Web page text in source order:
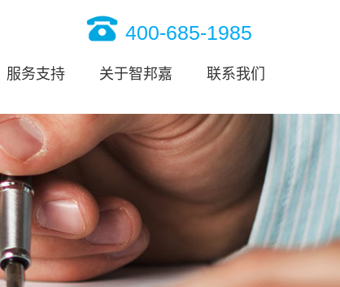
400-685-1985
服务支持 关于智邦嘉 联系我们